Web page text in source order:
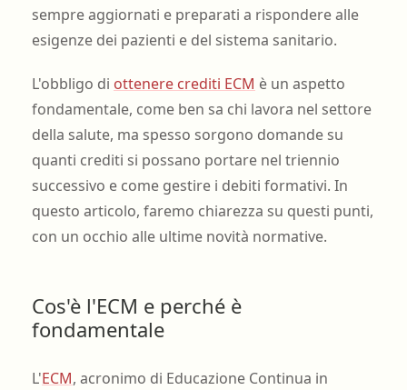
sempre aggiornati e preparati a rispondere alle
esigenze dei pazienti e del sistema sanitario.
L'obbligo di ottenere crediti ECM è un aspetto
fondamentale, come ben sa chi lavora nel settore
della salute, ma spesso sorgono domande su
quanti crediti si possano portare nel triennio
successivo e come gestire i debiti formativi. In
questo articolo, faremo chiarezza su questi punti,
con un occhio alle ultime novità normative.
Cos'è l'ECM e perché è
fondamentale
L'ECM, acronimo di Educazione Continua in